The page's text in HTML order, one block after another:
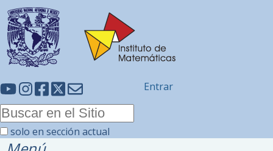
solo en sección actual
Entrar